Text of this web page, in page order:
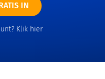
IN
Klik hier